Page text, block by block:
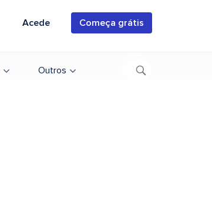
Acede Começa grátis
Outros